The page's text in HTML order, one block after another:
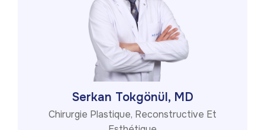
Serkan Tokgönül, MD
Chirurgie Plastique, Reconstructive Et